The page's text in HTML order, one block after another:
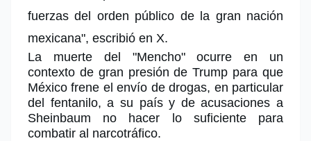
fuerzas del orden público de la gran nación
mexicana", escribió en X.
La muerte del "Mencho"ocurre en un
contexto de gran presión de Trump para que
México frene el envío de drogas, en particular
del fentanilo, a su país y de acusaciones a
Sheinbaum no hacer lo suficiente para
combatir al narcotráfico.